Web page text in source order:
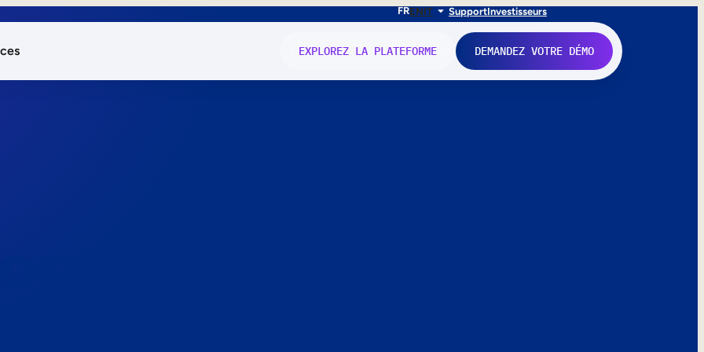
FRENIT SupportInvestisseurs
EXPLOREZ LA PLATEFORME DEMANDEZ VOTRE DÉMO